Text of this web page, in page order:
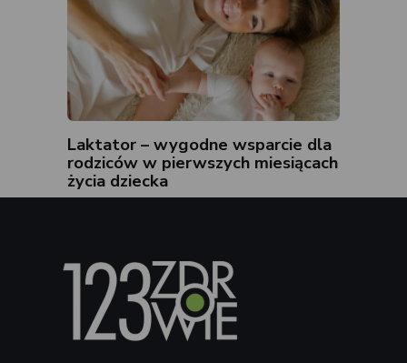
Laktator – wygodne wsparcie dla
rodziców w pierwszych miesiącach
życia dziecka